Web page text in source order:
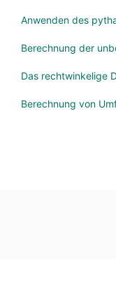
Anwenden des
Berechnung der
Das rechtwinkelige
Berechnung von